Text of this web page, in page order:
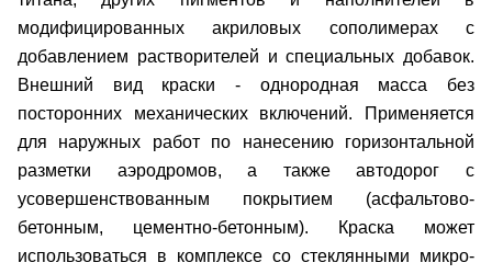
модифицированных акриловых сополимерах с
добавлением растворителей и специальных добавок.
Внешний вид краски - однородная масса без
посторонних механических включений.
Применяется
для наружных работ по нанесению горизонтальной
разметки аэродромов, а также автодорог с
усовершенствованным покрытием (асфальтово-
бетонным, цементно-бетонным).
Краска может
использоваться в комплексе со стеклянными микро-